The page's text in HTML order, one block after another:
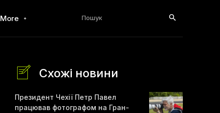
More Пошук
Схожі новини
Президент Чехії Петр Павел
працював фотографом на Гран-